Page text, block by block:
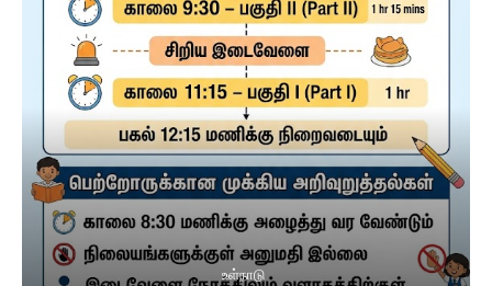
உள்நாடு